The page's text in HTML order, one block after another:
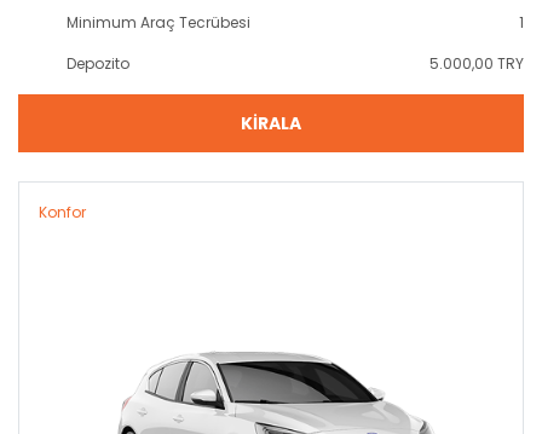
Minimum Araç Tecrübesi
1
Depozito
5.000,00 TRY
KİRALA
Konfor